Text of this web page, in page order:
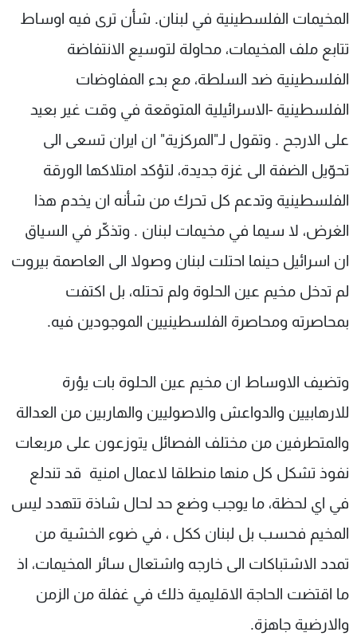
المخيمات الفلسطينية في لبنان. شأن ترى فيه اوساط
تتابع ملف المخيمات، محاولة لتوسيع الانتفاضة
الفلسطينية ضد السلطة، مع بدء المفاوضات
الفلسطينية -الاسرائيلية المتوقعة في وقت غير بعيد
على الارجح . وتقول لـ"المركزية" ان ايران تسعى الى
تحوّيل الضفة الى غزة جديدة، لتؤكد امتلاكها الورقة
الفلسطينية وتدعم كل تحرك من شأنه ان يخدم هذا
الغرض، لا سيما في مخيمات لبنان . وتذكّر في السياق
ان اسرائيل حينما احتلت لبنان وصولا الى العاصمة بيروت
لم تدخل مخيم عين الحلوة ولم تحتله، بل اكتفت
بمحاصرته ومحاصرة الفلسطينيين الموجودين فيه.
وتضيف الاوساط ان مخيم عين الحلوة بات يؤرة
للارهابيين والدواعش والاصوليين والهاربين من العدالة
والمتطرفين من مختلف الفصائل يتوزعون على مربعات
نفوذ تشكل كل منها منطلقا لاعمال امنية قد تندلع
في اي لحظة، ما يوجب وضع حد لحال شاذة تتهدد ليس
المخيم فحسب بل لبنان ككل ، في ضوء الخشية من
تمدد الاشتباكات الى خارجه واشتعال سائر المخيمات، اذ
ما اقتضت الحاجة الاقليمية ذلك في غفلة من الزمن
والارضية جاهزة.